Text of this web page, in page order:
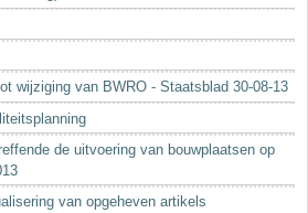
wijziging van BWRO - Staatsblad 30-08-13
de uitvoering van bouwplaatsen op
van opgeheven artikels